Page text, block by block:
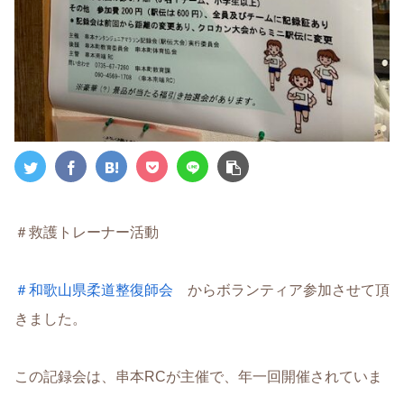
＃救護トレーナー活動
＃和歌山県柔道整復師会 からボランティア参加させて頂
きました。
この記録会は、串本RCが主催で、年一回開催されていま